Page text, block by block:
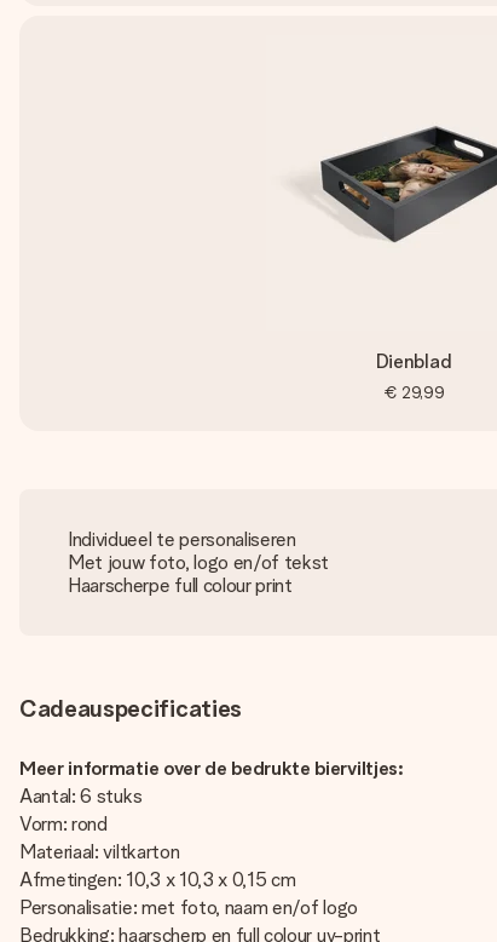
Dienblad
€ 29,99
Individueel te personaliseren
Met jouw foto, logo en/of tekst
Haarscherpe full colour print
Cadeauspecificaties
Meer informatie over de bedrukte bierviltjes:
Aantal: 6 stuks
Vorm: rond
Materiaal: viltkarton
Afmetingen: 10,3 x 10,3 x 0,15 cm
Personalisatie: met foto, naam en/of logo
Bedrukking: haarscherp en full colour uv-print